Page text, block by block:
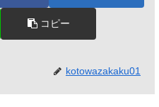
コピー
kotowazakaku01